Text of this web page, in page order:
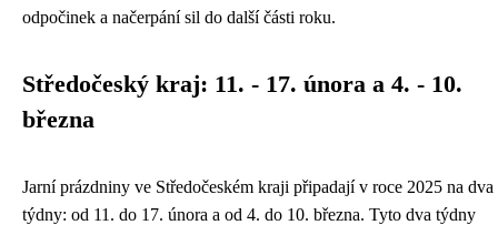
odpočinek a načerpání sil do další části roku.
Středočeský kraj: 11. - 17. února a 4. - 10.
března
Jarní prázdniny ve Středočeském kraji připadají v roce 2025 na dva
týdny: od 11. do 17. února a od 4. do 10. března. Tyto dva týdny